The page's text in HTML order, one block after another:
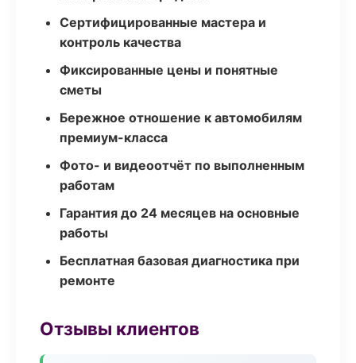
Сертифицированные мастера и
контроль качества
Фиксированные цены и понятные
сметы
Бережное отношение к автомобилям
премиум-класса
Фото- и видеоотчёт по выполненным
работам
Гарантия до 24 месяцев на основные
работы
Бесплатная базовая диагностика при
ремонте
Отзывы клиентов